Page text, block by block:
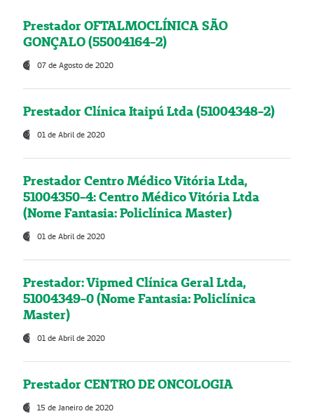
Prestador OFTALMOCLÍNICA SÃO
GONÇALO (55004164-2)
07 de Agosto de 2020
Prestador Clínica Itaipú Ltda (51004348-2)
01 de Abril de 2020
Prestador Centro Médico Vitória Ltda,
51004350-4: Centro Médico Vitória Ltda
(Nome Fantasia: Policlínica Master)
01 de Abril de 2020
Prestador: Vipmed Clínica Geral Ltda,
51004349-0 (Nome Fantasia: Policlínica
Master)
01 de Abril de 2020
Prestador CENTRO DE ONCOLOGIA
15 de Janeiro de 2020